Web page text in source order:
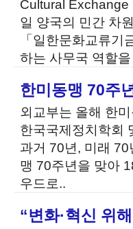
Cultural Exchange
일 양국의 민간 차
「일한문화교류
하는 사무국 역할
한미동맹 70주
외교부는 올해 한
한국국제정치학회
과거 70년, 미래
맹 70주년을 맞아
우드로..
“변화·혁신 위